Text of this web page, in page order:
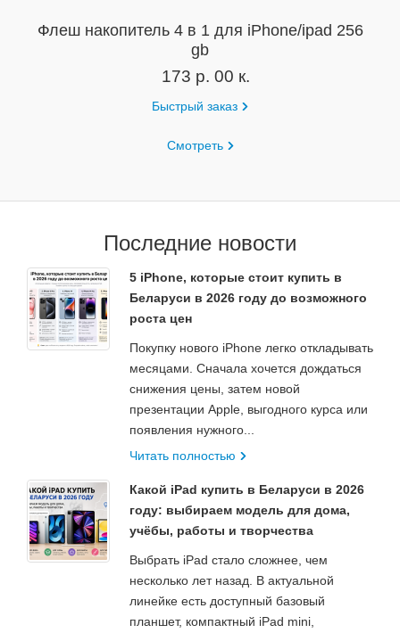
Флеш накопитель 4 в 1 для iPhone/ipad 256
gb
173 р. 00 к.
Быстрый заказ
Смотреть
Последние новости
5 iPhone, которые стоит купить в
Беларуси в 2026 году до возможного
роста цен
Покупку нового iPhone легко откладывать
месяцами. Сначала хочется дождаться
снижения цены, затем новой
презентации Apple, выгодного курса или
появления нужного...
Читать полностью
Какой iPad купить в Беларуси в 2026
году: выбираем модель для дома,
учёбы, работы и творчества
Выбрать iPad стало сложнее, чем
несколько лет назад. В актуальной
линейке есть доступный базовый
планшет, компактный iPad mini,